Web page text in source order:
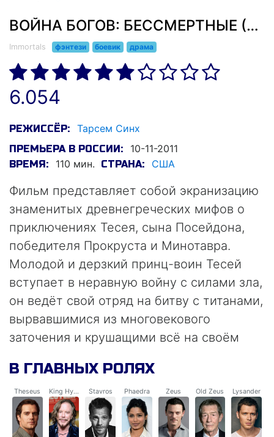
ВОЙНА БОГОВ: БЕССМЕРТНЫЕ (2011)
Immortals фэнтези боевик драма
6.054
РЕЖИССЁР: Тарсем Синх
ПРЕМЬЕРА В РОССИИ: 10-11-2011
ВРЕМЯ: 110 мин. СТРАНА: США
Фильм представляет собой экранизацию
знаменитых древнегреческих мифов о
приключениях Тесея, сына Посейдона,
победителя Прокруста и Минотавра.
Молодой и дерзкий принц-воин Тесей
вступает в неравную войну с силами зла,
он ведёт свой отряд на битву с титанами,
вырвавшимися из многовекового
заточения и крушащими всё на своём
молодого и отважного воина — сами
Боги Олимпа во главе с Зевсом, которые
помогут герою в смертельной битве с
демонами и титанами.
В ГЛАВНЫХ РОЛЯХ
Theseus King Hyperion Stavros Phaedra Zeus Old Zeus Lysander